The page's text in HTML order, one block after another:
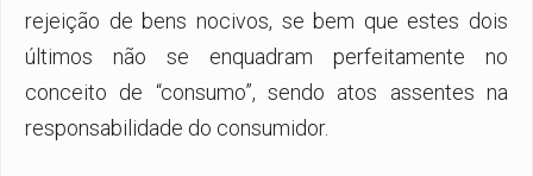
rejeição de bens nocivos, se bem que estes dois
últimos não se enquadram perfeitamente no
conceito de “consumo”, sendo atos assentes na
responsabilidade do consumidor.